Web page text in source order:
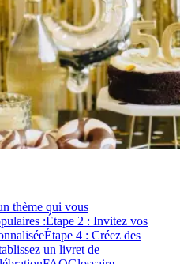
thème qui vous
:Étape 2 : Invitez vos
Étape 4 : Créez des
un livret de